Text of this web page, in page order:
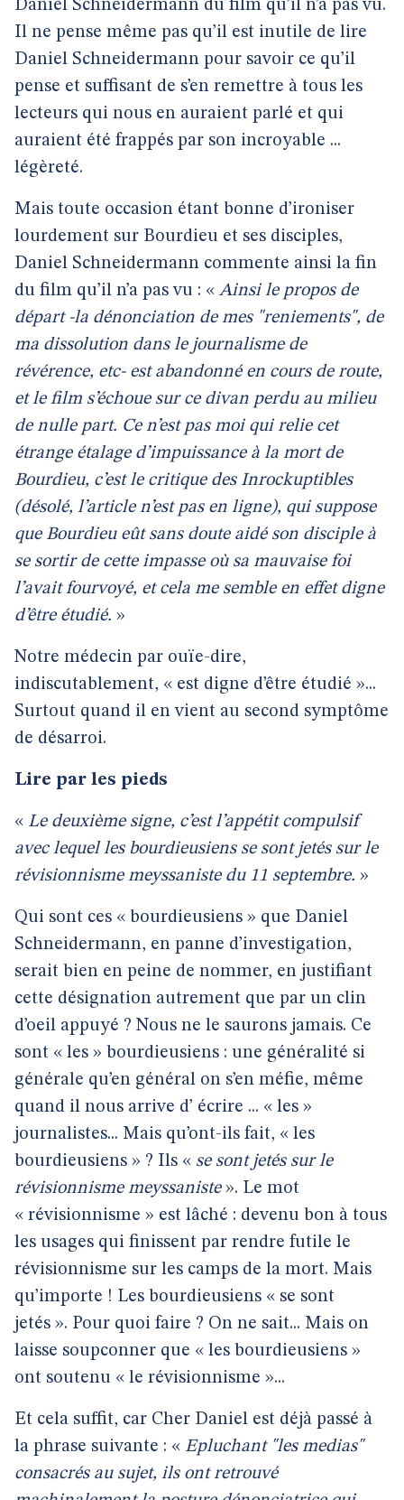
Daniel Schneidermann du film qu’il n’a pas vu.
Il ne pense même pas qu’il est inutile de lire
Daniel Schneidermann pour savoir ce qu’il
pense et suffisant de s’en remettre à tous les
lecteurs qui nous en auraient parlé et qui
auraient été frappés par son incroyable ...
légèreté.
Mais toute occasion étant bonne d’ironiser
lourdement sur Bourdieu et ses disciples,
Daniel Schneidermann commente ainsi la fin
du film qu’il n’a pas vu : « Ainsi le propos de
départ -la dénonciation de mes "reniements", de
ma dissolution dans le journalisme de
révérence, etc- est abandonné en cours de route,
et le film s’échoue sur ce divan perdu au milieu
de nulle part. Ce n’est pas moi qui relie cet
étrange étalage d’impuissance à la mort de
Bourdieu, c’est le critique des Inrockuptibles
(désolé, l’article n’est pas en ligne), qui suppose
que Bourdieu eût sans doute aidé son disciple à
se sortir de cette impasse où sa mauvaise foi
l’avait fourvoyé, et cela me semble en effet digne
d’être étudié. »
Notre médecin par ouïe-dire,
indiscutablement, « est digne d’être étudié »...
Surtout quand il en vient au second symptôme
de désarroi.
Lire par les pieds
« Le deuxième signe, c’est l’appétit compulsif
avec lequel les bourdieusiens se sont jetés sur le
révisionnisme meyssaniste du 11 septembre. »
Qui sont ces « bourdieusiens » que Daniel
Schneidermann, en panne d’investigation,
serait bien en peine de nommer, en justifiant
cette désignation autrement que par un clin
d’oeil appuyé ? Nous ne le saurons jamais. Ce
sont « les » bourdieusiens : une généralité si
générale qu’en général on s’en méfie, même
quand il nous arrive d’ écrire ... « les »
journalistes... Mais qu’ont-ils fait, « les
bourdieusiens » ? Ils « se sont jetés sur le
révisionnisme meyssaniste». Le mot
« révisionnisme » est lâché : devenu bon à tous
les usages qui finissent par rendre futile le
révisionnisme sur les camps de la mort. Mais
qu’importe ! Les bourdieusiens « se sont
jetés ». Pour quoi faire ? On ne sait... Mais on
laisse soupconner que « les bourdieusiens »
ont soutenu « le révisionnisme »...
Et cela suffit, car Cher Daniel est déjà passé à
la phrase suivante : « Epluchant "les medias"
consacrés au sujet, ils ont retrouvé